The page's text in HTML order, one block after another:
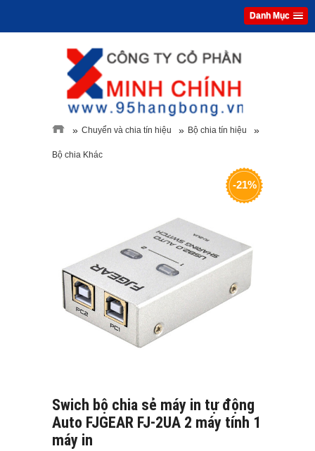
Danh Mục
» Chuyển và chia tín hiệu » Bộ chia tín hiệu »
Bộ chia Khác
-21%
Swich bộ chia sẻ máy in tự động
Auto FJGEAR FJ-2UA 2 máy tính 1
máy in